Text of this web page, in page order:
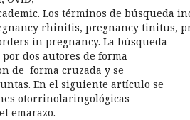
Los términos de búsqueda
rhinitis, pregnancy tinitus,
in pregnancy. La búsqueda
dos autores de forma
de forma cruzada y se
En el siguiente artículo se
otorrinolaringológicas
emarazo.